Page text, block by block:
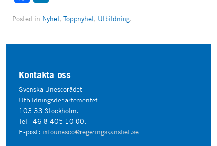
Posted in Nyhet, Toppnyhet, Utbildning.
Kontakta oss
Svenska Unescorådet
Utbildningsdepartementet
103 33 Stockholm.
Tel +46 8 405 10 00.
E-post: infounesco@regeringskansliet.se